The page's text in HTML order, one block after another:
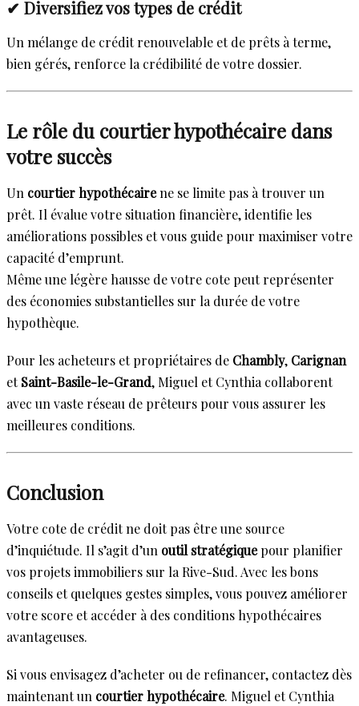
✔ Diversifiez vos types de crédit
Un mélange de crédit renouvelable et de prêts à terme,
bien gérés, renforce la crédibilité de votre dossier.
Le rôle du courtier hypothécaire dans
votre succès
Un courtier hypothécairene se limite pas à trouver un
prêt. Il évalue votre situation financière, identifie les
améliorations possibles et vous guide pour maximiser votre
capacité d’emprunt.
Même une légère hausse de votre cote peut représenter
des économies substantielles sur la durée de votre
hypothèque.
Pour les acheteurs et propriétaires de Chambly, Carignan
etSaint-Basile-le-Grand, Miguel et Cynthia collaborent
avec un vaste réseau de prêteurs pour vous assurer les
meilleures conditions.
Conclusion
Votre cote de crédit ne doit pas être une source
d’inquiétude. Il s’agit d’un outil stratégiquepour planifier
vos projets immobiliers sur la Rive-Sud. Avec les bons
conseils et quelques gestes simples, vous pouvez améliorer
votre score et accéder à des conditions hypothécaires
avantageuses.
Si vous envisagez d’acheter ou de refinancer, contactez dès
maintenant un courtier hypothécaire. Miguel et Cynthia